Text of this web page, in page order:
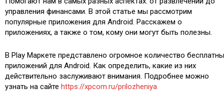
управления финансами. В этой статье мы рассмотрим
популярные приложения для Android. Расскажем о
приложениях, а также о том, кому они могут быть полезны.
В Play Маркете представлено огромное количество
приложений для Android. Как определить, какие из них
действительно заслуживают внимания. Подробнее можно
узнать на сайте https://xpcom.ru/prilozheniya